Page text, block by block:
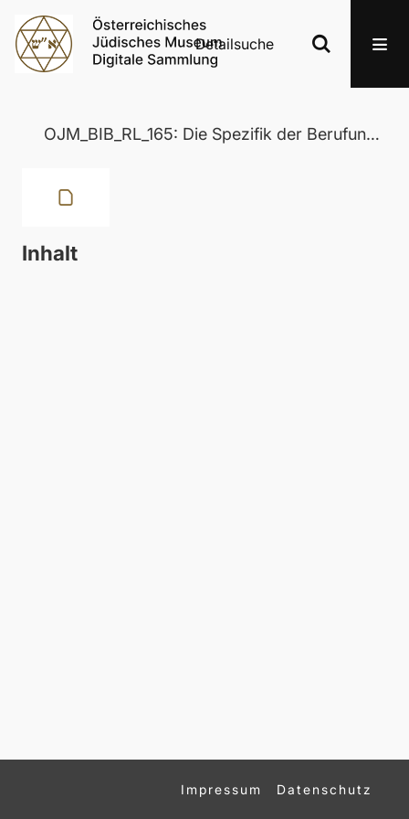
Detailsuche
OJM_BIB_RL_165: Die Spezifik der Berufungsberichte Jeremias und Ezechiels im Umfeld ähnlicher Einheiten des Alten Testaments
Inhalt
Impressum Datenschutz